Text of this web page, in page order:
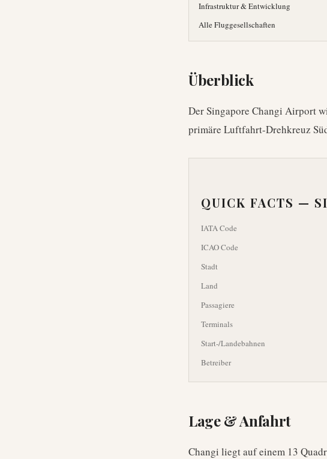
Infrastruktur & Entwicklung
Alle Fluggesellschaften
Überblick
Der Singapore Changi Airport
primäre Luftfahrt-Drehkreuz
QUICK FACTS —
IATA Code
ICAO Code
Stadt
Land
Passagiere
Terminals
Start-/Landebahnen
Betreiber
Lage & Anfahrt
Changi liegt auf einem 13